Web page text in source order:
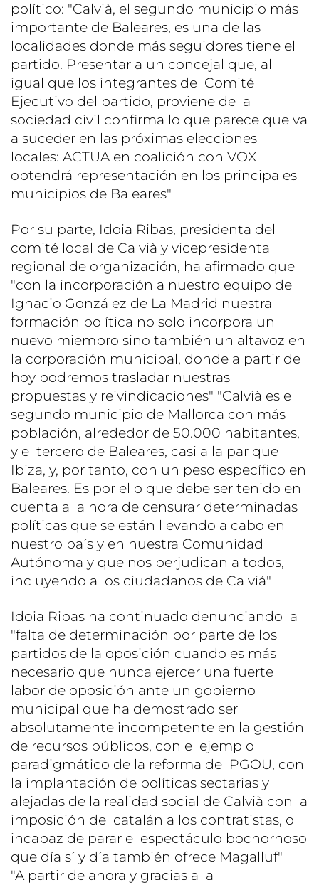
político: "Calvià, el segundo municipio más
importante de Baleares, es una de las
localidades donde más seguidores tiene el
partido. Presentar a un concejal que, al
igual que los integrantes del Comité
Ejecutivo del partido, proviene de la
sociedad civil confirma lo que parece que va
a suceder en las próximas elecciones
locales: ACTUA en coalición con VOX
obtendrá representación en los principales
municipios de Baleares"
Por su parte, Idoia Ribas, presidenta del
comité local de Calvià y vicepresidenta
regional de organización, ha afirmado que
"con la incorporación a nuestro equipo de
Ignacio González de La Madrid nuestra
formación política no solo incorpora un
nuevo miembro sino también un altavoz en
la corporación municipal, donde a partir de
hoy podremos trasladar nuestras
propuestas y reivindicaciones" "Calvià es el
segundo municipio de Mallorca con más
población, alrededor de 50.000 habitantes,
y el tercero de Baleares, casi a la par que
Ibiza, y, por tanto, con un peso específico en
Baleares. Es por ello que debe ser tenido en
cuenta a la hora de censurar determinadas
políticas que se están llevando a cabo en
nuestro país y en nuestra Comunidad
Autónoma y que nos perjudican a todos,
incluyendo a los ciudadanos de Calviá"
Idoia Ribas ha continuado denunciando la
"falta de determinación por parte de los
partidos de la oposición cuando es más
necesario que nunca ejercer una fuerte
labor de oposición ante un gobierno
municipal que ha demostrado ser
absolutamente incompetente en la gestión
de recursos públicos, con el ejemplo
paradigmático de la reforma del PGOU, con
la implantación de políticas sectarias y
alejadas de la realidad social de Calvià con la
imposición del catalán a los contratistas, o
incapaz de parar el espectáculo bochornoso
que día sí y día también ofrece Magalluf"
"A partir de ahora y gracias a la